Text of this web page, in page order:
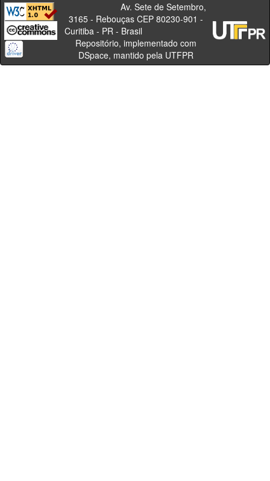
Av. Sete de Setembro,
3165 - Rebouças CEP 80230-901 -
Curitiba - PR - Brasil
Repositório, implementado com
DSpace, mantido pela UTFPR